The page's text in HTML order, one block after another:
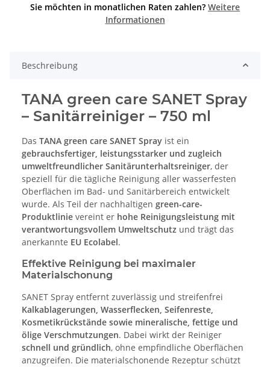
Sie möchten in monatlichen Raten zahlen? Weitere
Informationen
Beschreibung
TANA green care SANET Spray
– Sanitärreiniger – 750 ml
Das TANA green care SANET Spray ist ein
gebrauchsfertiger, leistungsstarker und zugleich
umweltfreundlicher Sanitärunterhaltsreiniger, der
speziell für die tägliche Reinigung aller wasserfesten
Oberflächen im Bad- und Sanitärbereich entwickelt
wurde. Als Teil der nachhaltigen green-care-
Produktlinie vereint er hohe Reinigungsleistung mit
verantwortungsvollem Umweltschutz und trägt das
anerkannte EU Ecolabel.
Effektive Reinigung bei maximaler
Materialschonung
SANET Spray entfernt zuverlässig und streifenfrei
Kalkablagerungen, Wasserflecken, Seifenreste,
Kosmetikrückstände sowie mineralische, fettige und
ölige Verschmutzungen. Dabei wirkt der Reiniger
schnell und gründlich, ohne empfindliche Oberflächen
anzugreifen. Die materialschonende Rezeptur schützt